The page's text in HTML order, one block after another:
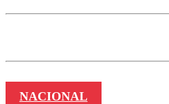
NACIONAL